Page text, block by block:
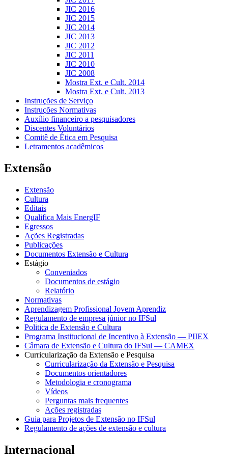
JIC 2016
JIC 2015
JIC 2014
JIC 2013
JIC 2012
JIC 2011
JIC 2010
JIC 2008
Mostra Ext. e Cult. 2014
Mostra Ext. e Cult. 2013
Instruções de Serviço
Instruções Normativas
Auxílio financeiro a pesquisadores
Discentes Voluntários
Comitê de Ética em Pesquisa
Letramentos acadêmicos
Extensão
Extensão
Cultura
Editais
Qualifica Mais EnergIF
Egressos
Ações Registradas
Publicações
Documentos Extensão e Cultura
Estágio
Conveniados
Documentos de estágio
Relatório
Normativas
Aprendizagem Profissional Jovem Aprendiz
Regulamento de empresa júnior no IFSul
Politica de Extensão e Cultura
Programa Institucional de Incentivo à Extensão — PIIEX
Câmara de Extensão e Cultura do IFSul — CAMEX
Curricularização da Extensão e Pesquisa
Curricularização da Extensão e Pesquisa
Documentos orientadores
Metodologia e cronograma
Vídeos
Perguntas mais frequentes
Ações registradas
Guia para Projetos de Extensão no IFSul
Regulamento de ações de extensão e cultura
Internacional